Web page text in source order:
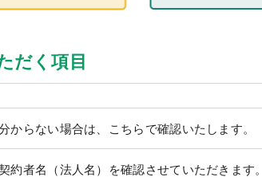
だく項目
からない場合は、こちらで確認いたします。
約者名（法人名）を確認させていただきます。